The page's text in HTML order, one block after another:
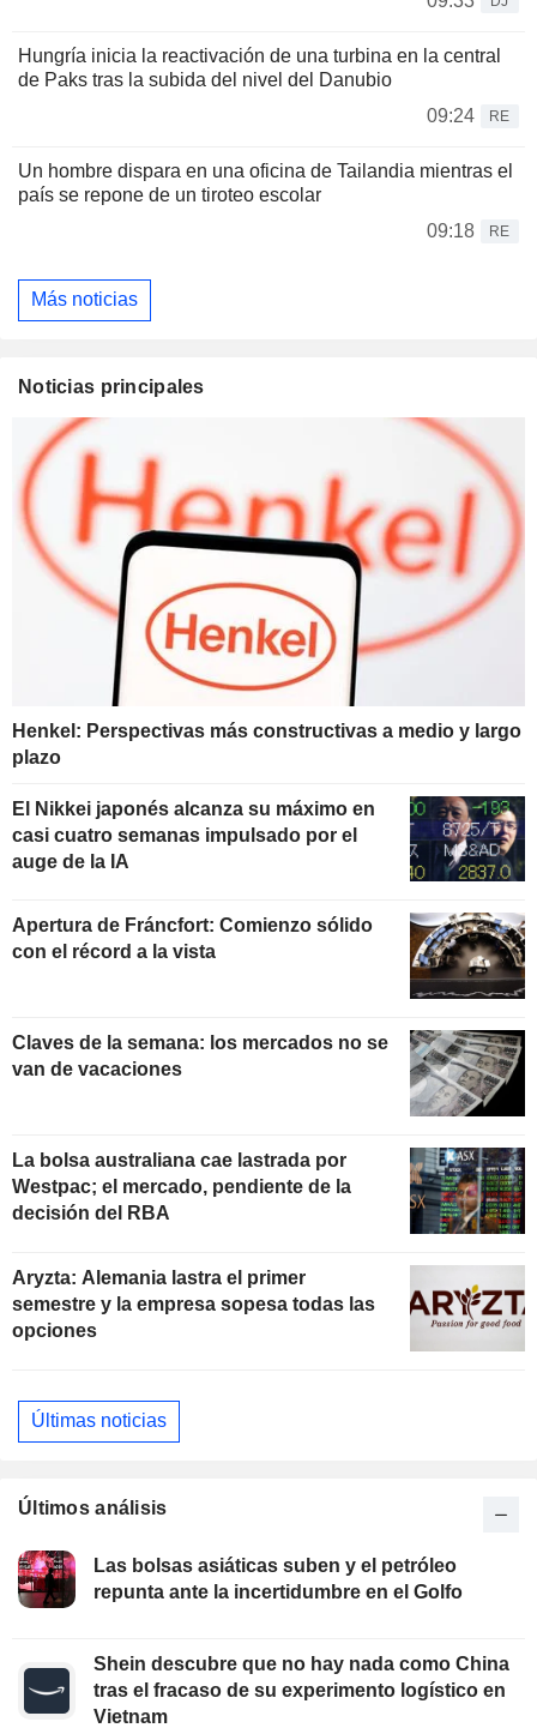
Hungría inicia la reactivación de una turbina en la central
de Paks tras la subida del nivel del Danubio
09:24
RE
Un hombre dispara en una oficina de Tailandia mientras el
país se repone de un tiroteo escolar
09:18
RE
Más noticias
Noticias principales
Henkel: Perspectivas más constructivas a medio y largo
plazo
El Nikkei japonés alcanza su máximo en
casi cuatro semanas impulsado por el
auge de la IA
Apertura de Fráncfort: Comienzo sólido
con el récord a la vista
Claves de la semana: los mercados no se
van de vacaciones
La bolsa australiana cae lastrada por
Westpac; el mercado, pendiente de la
decisión del RBA
Aryzta: Alemania lastra el primer
semestre y la empresa sopesa todas las
opciones
Últimas noticias
Últimos análisis
Las bolsas asiáticas suben y el petróleo
repunta ante la incertidumbre en el Golfo
Shein descubre que no hay nada como China
tras el fracaso de su experimento logístico en
Vietnam